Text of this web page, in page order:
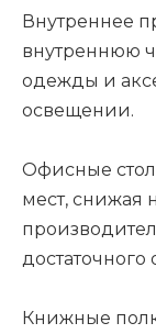
Внутреннее
внутреннюю
одежды и
освещении.
Офисные
мест, снижая
Книжные